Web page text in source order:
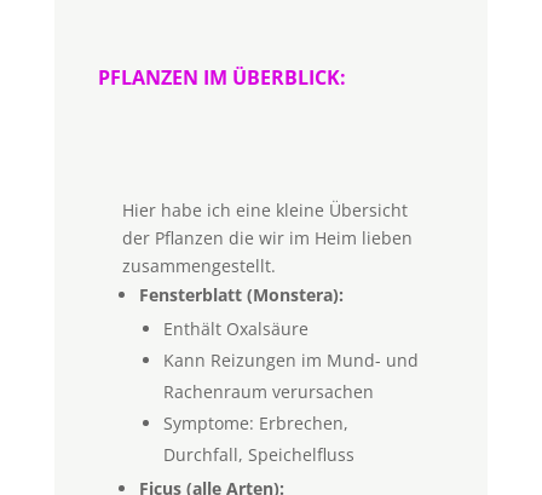
PFLANZEN IM ÜBERBLICK:
Hier habe ich eine kleine Übersicht
der Pflanzen die wir im Heim lieben
zusammengestellt.
Fensterblatt (Monstera):
Enthält Oxalsäure
Kann Reizungen im Mund- und
Rachenraum verursachen
Symptome: Erbrechen,
Durchfall, Speichelfluss
Ficus (alle Arten):